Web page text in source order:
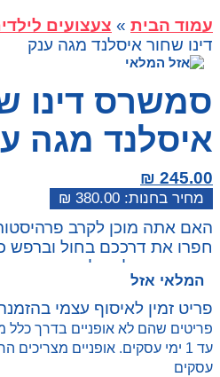
עמוד הבית» צעצועים
דינו שחור איסלנד מגה ענק
סמשרס דינו
איסלנד מגה
₪ 380.00
המקורי
היה:
₪ 380.00.
₪ 245.00
הנוכחי
הוא:
₪ 245.00.
האם אתה מוכן לקרב
חפרו את דרככם בחול וברפש
הדינוזאור שלכם לפני שאתם
הנלחמים שלכם.
אבטח את הנשק והשריון
האולטימטיבי.
רסק את ביצי ריסוק המיני כדי
והניח את גלגל העין בפי דינוס
המלאי אזל
פריט זמין לאיסוף עצמי
פריטים שהם לא אופניים בדרך כלל
עסקים